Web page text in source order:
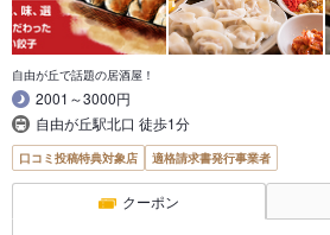
自由が丘で話題の居酒屋！
2001～3000円
自由が丘駅北口 徒歩1分
口コミ投稿特典対象店 適格請求書発行事業者
クーポン